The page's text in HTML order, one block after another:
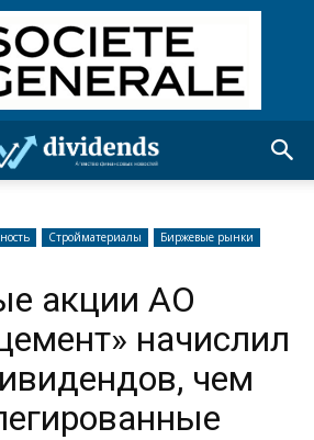
Стройматериалы
Биржевые рынки
акции АО
начислил
чем